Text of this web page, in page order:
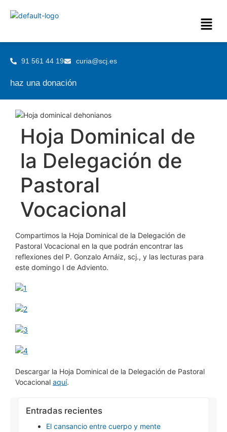
91 561 44 19 curia@scj.es
haz una donación
Hoja Dominical de
la Delegación de
Pastoral
Vocacional
Compartimos la Hoja Dominical de la Delegación de
Pastoral Vocacional en la que podrán encontrar las
reflexiones del P. Gonzalo Arnáiz, scj., y las lecturas para
este domingo I de Adviento.
Descargar la Hoja Dominical de la Delegación de Pastoral
Vocacional aquí.
Entradas recientes
El cansancio entre cuerpo y mente